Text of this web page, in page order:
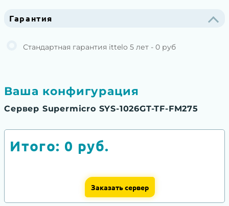
Гарантия
Стандартная гарантия ittelo 5 лет - 0 руб
Ваша конфигурация
Сервер Supermicro SYS-1026GT-TF-FM275
Итого: 0 руб.
Заказать сервер